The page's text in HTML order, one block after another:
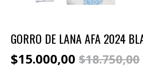
GORRO DE LANA AFA 2024
$15.000,00$18.750,00